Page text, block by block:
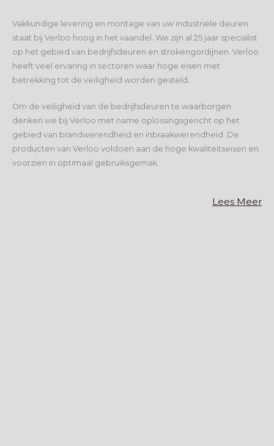
Vakkundige levering en montage van uw industriële deuren
staat bij Verloo hoog in het vaandel. We zijn al 25 jaar specialist
op het gebied van bedrijfsdeuren en strokengordijnen. Verloo
heeft veel ervaring in sectoren waar hoge eisen met
betrekking tot de veiligheid worden gesteld.
Om de veiligheid van de bedrijfsdeuren te waarborgen
denken we bij Verloo met name oplossingsgericht op het
gebied van brandwerendheid en inbraakwerendheid. De
producten van Verloo voldoen aan de hoge kwaliteitseisen en
voorzien in optimaal gebruiksgemak.
Lees Meer